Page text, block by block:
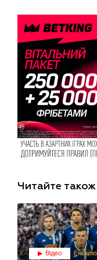
Читайте також
Відео